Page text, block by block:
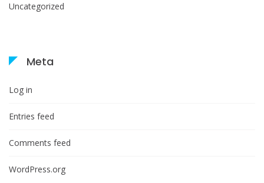
Uncategorized
Meta
Log in
Entries feed
Comments feed
WordPress.org